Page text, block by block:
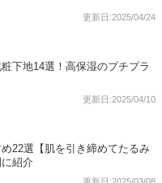
更新日:2025/04/24
下地14選！高保湿のプチプラ
更新日:2025/04/10
22選【肌を引き締めてたるみ
紹介